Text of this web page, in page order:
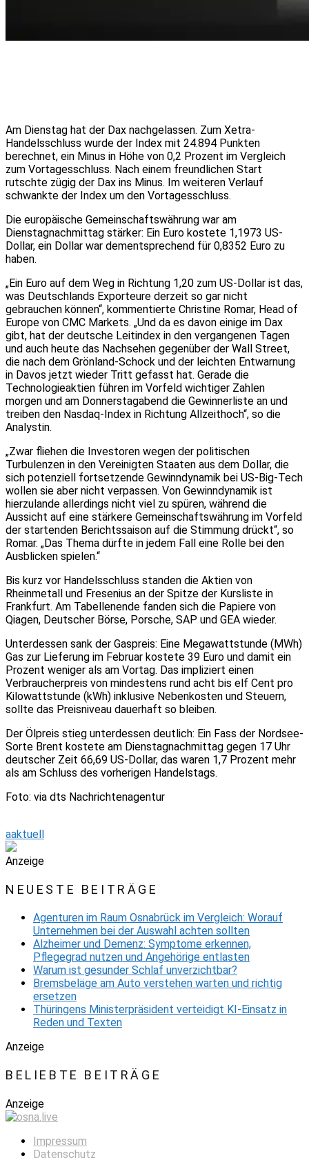
Am Dienstag hat der Dax nachgelassen. Zum Xetra-
Handelsschluss wurde der Index mit 24.894 Punkten
berechnet, ein Minus in Höhe von 0,2 Prozent im Vergleich
zum Vortagesschluss. Nach einem freundlichen Start
rutschte zügig der Dax ins Minus. Im weiteren Verlauf
schwankte der Index um den Vortagesschluss.
Die europäische Gemeinschaftswährung war am
Dienstagnachmittag stärker: Ein Euro kostete 1,1973 US-
Dollar, ein Dollar war dementsprechend für 0,8352 Euro zu
haben.
„Ein Euro auf dem Weg in Richtung 1,20 zum US-Dollar ist das,
was Deutschlands Exporteure derzeit so gar nicht
gebrauchen können“, kommentierte Christine Romar, Head of
Europe von CMC Markets. „Und da es davon einige im Dax
gibt, hat der deutsche Leitindex in den vergangenen Tagen
und auch heute das Nachsehen gegenüber der Wall Street,
die nach dem Grönland-Schock und der leichten Entwarnung
in Davos jetzt wieder Tritt gefasst hat. Gerade die
Technologieaktien führen im Vorfeld wichtiger Zahlen
morgen und am Donnerstagabend die Gewinnerliste an und
treiben den Nasdaq-Index in Richtung Allzeithoch“, so die
Analystin.
„Zwar fliehen die Investoren wegen der politischen
Turbulenzen in den Vereinigten Staaten aus dem Dollar, die
sich potenziell fortsetzende Gewinndynamik bei US-Big-Tech
wollen sie aber nicht verpassen. Von Gewinndynamik ist
hierzulande allerdings nicht viel zu spüren, während die
Aussicht auf eine stärkere Gemeinschaftswährung im Vorfeld
der startenden Berichtssaison auf die Stimmung drückt“, so
Romar. „Das Thema dürfte in jedem Fall eine Rolle bei den
Ausblicken spielen.“
Bis kurz vor Handelsschluss standen die Aktien von
Rheinmetall und Fresenius an der Spitze der Kursliste in
Frankfurt. Am Tabellenende fanden sich die Papiere von
Qiagen, Deutscher Börse, Porsche, SAP und GEA wieder.
Unterdessen sank der Gaspreis: Eine Megawattstunde (MWh)
Gas zur Lieferung im Februar kostete 39 Euro und damit ein
Prozent weniger als am Vortag. Das impliziert einen
Verbraucherpreis von mindestens rund acht bis elf Cent pro
Kilowattstunde (kWh) inklusive Nebenkosten und Steuern,
sollte das Preisniveau dauerhaft so bleiben.
Der Ölpreis stieg unterdessen deutlich: Ein Fass der Nordsee-
Sorte Brent kostete am Dienstagnachmittag gegen 17 Uhr
deutscher Zeit 66,69 US-Dollar, das waren 1,7 Prozent mehr
als am Schluss des vorherigen Handelstags.
Foto: via dts Nachrichtenagentur
aaktuell
Anzeige
NEUESTE BEITRÄGE
Agenturen im Raum Osnabrück im Vergleich: Worauf
Unternehmen bei der Auswahl achten sollten
Alzheimer und Demenz: Symptome erkennen,
Pflegegrad nutzen und Angehörige entlasten
Warum ist gesunder Schlaf unverzichtbar?
Bremsbeläge am Auto verstehen warten und richtig
ersetzen
Thüringens Ministerpräsident verteidigt KI-Einsatz in
Reden und Texten
Anzeige
BELIEBTE BEITRÄGE
Anzeige
Impressum
Datenschutz